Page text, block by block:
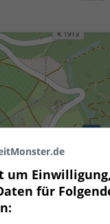
um Einwilligung,
für